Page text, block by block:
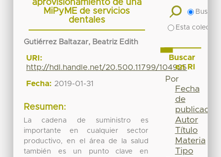
aprovisionamiento de una
MiPyME de servicios
dentales
Gutiérrez Baltazar, Beatriz Edith
URI:
http://hdl.handle.net/20.500.11799/104925
Fecha: 2019-01-31
Resumen:
La cadena de suministro es
importante en cualquier sector
productivo, en el área de la salud
también es un punto clave en
Buscar
Esta
Buscar
en RI
Por
Fecha
de
publicación
Autor
Título
Materia
Tipo